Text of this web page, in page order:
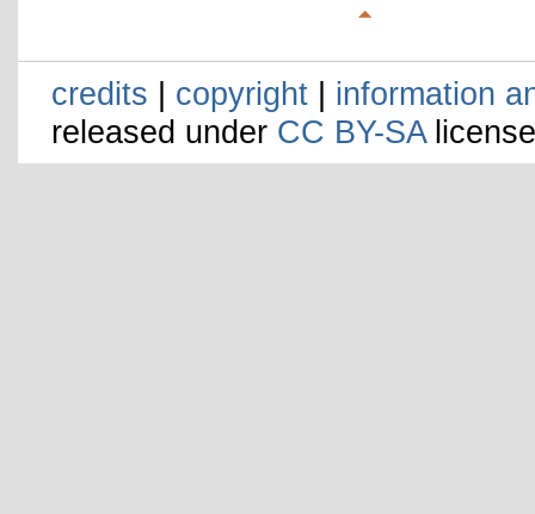
credits | copyright | information
released under CC BY-SA